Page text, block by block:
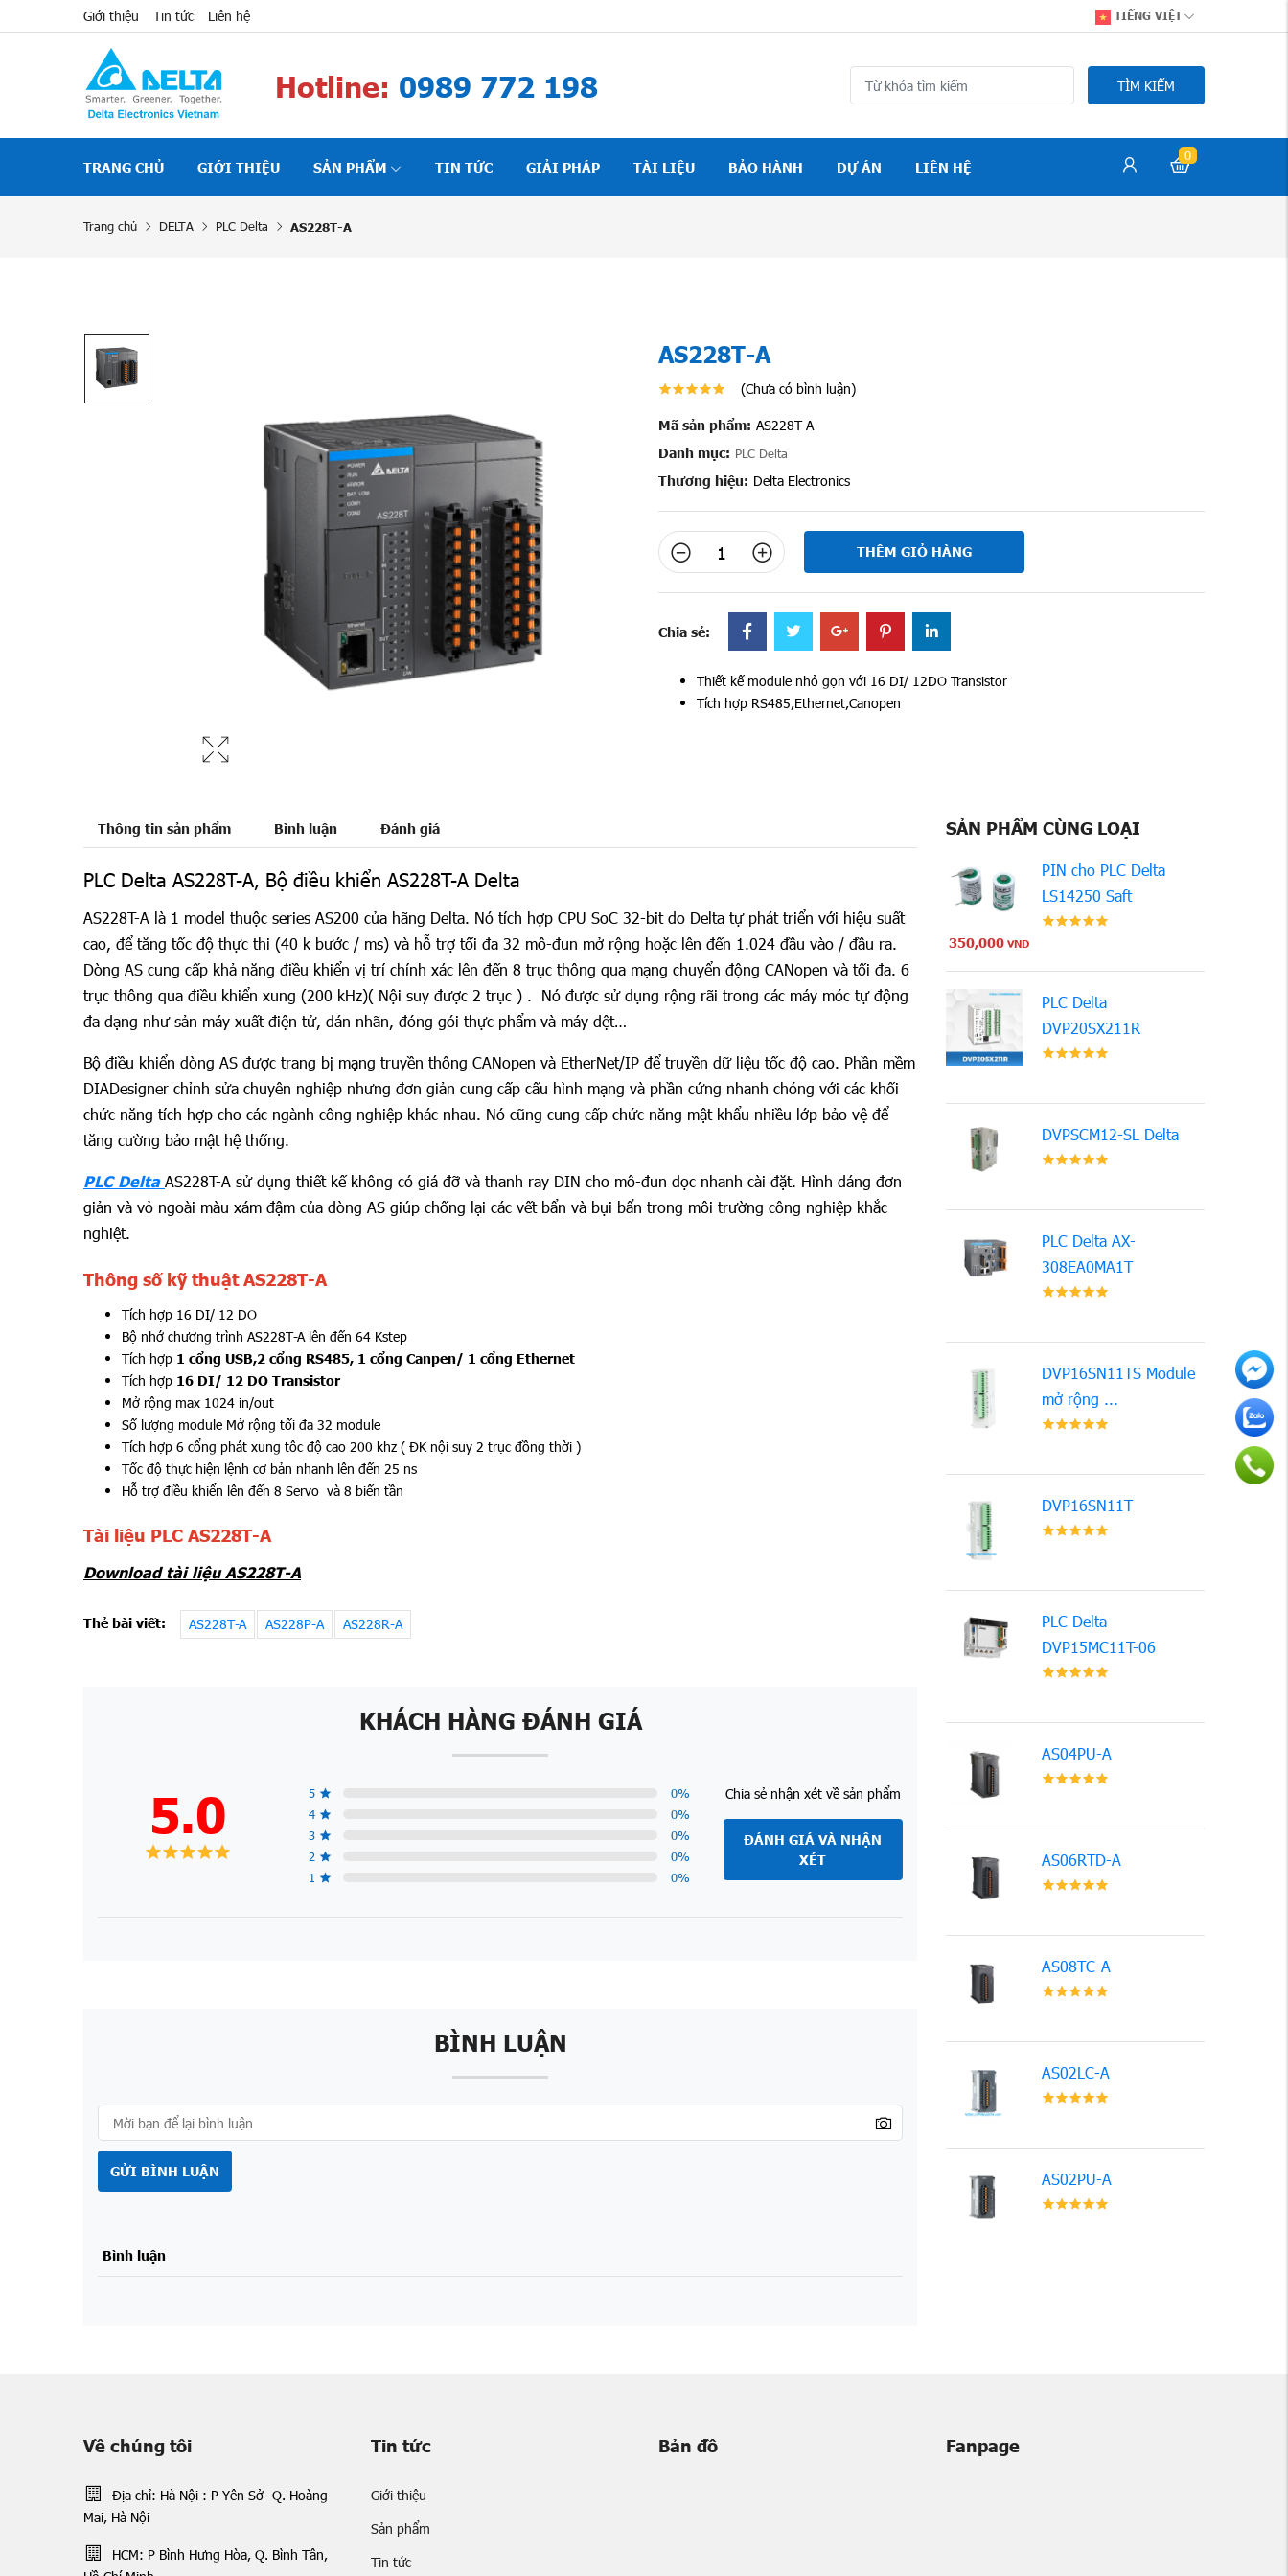
Giới thiệu Tin tức Liên hệ TIẾNG VIỆT
Hotline: 0989 772 198 TÌM KIẾM
TRANG CHỦ GIỚI THIỆU SẢN PHẨM TIN TỨC GIẢI PHÁP TÀI LIỆU BẢO HÀNH DỰ ÁN LIÊN HỆ
0
Trang chủ DELTA PLC Delta AS228T-A
AS228T-A
(Chưa có bình luận)
Mã sản phẩm: AS228T-A
Danh mục: PLC Delta
Thương hiệu: Delta Electronics
THÊM GIỎ HÀNG
Chia sẻ:
Thiết kế module nhỏ gọn với 16 DI/ 12DO Transistor
Tích hợp RS485,Ethernet,Canopen
Thông tin sản phẩm Bình luận Đánh giá
PLC Delta AS228T-A, Bộ điều khiển AS228T-A Delta
AS228T-A là 1 model thuộc series AS200 của hãng Delta. Nó tích hợp CPU SoC 32-bit do Delta tự phát triển với hiệu suất
cao, để tăng tốc độ thực thi (40 k bước / ms) và hỗ trợ tối đa 32 mô-đun mở rộng hoặc lên đến 1.024 đầu vào / đầu ra.
Dòng AS cung cấp khả năng điều khiển vị trí chính xác lên đến 8 trục thông qua mạng chuyển động CANopen và tối đa. 6
trục thông qua điều khiển xung (200 kHz)( Nội suy được 2 trục ) . Nó được sử dụng rộng rãi trong các máy móc tự động
đa dạng như sản máy xuất điện tử, dán nhãn, đóng gói thực phẩm và máy dệt…
Bộ điều khiển dòng AS được trang bị mạng truyền thông CANopen và EtherNet/IP để truyền dữ liệu tốc độ cao. Phần mềm
DIADesigner chỉnh sửa chuyên nghiệp nhưng đơn giản cung cấp cấu hình mạng và phần cứng nhanh chóng với các khối
chức năng tích hợp cho các ngành công nghiệp khác nhau. Nó cũng cung cấp chức năng mật khẩu nhiều lớp bảo vệ để
tăng cường bảo mật hệ thống.
PLC Delta AS228T-A sử dụng thiết kế không có giá đỡ và thanh ray DIN cho mô-đun dọc nhanh cài đặt. Hình dáng đơn
giản và vỏ ngoài màu xám đậm của dòng AS giúp chống lại các vết bẩn và bụi bẩn trong môi trường công nghiệp khắc
nghiệt.
Thông số kỹ thuật AS228T-A
Tích hợp 16 DI/ 12 DO
Bộ nhớ chương trình AS228T-A lên đến 64 Kstep
Tích hợp 1 cổng USB,2 cổng RS485, 1 cổng Canpen/ 1 cổng Ethernet
Tích hợp 16 DI/ 12 DO Transistor
Mở rộng max 1024 in/out
Số lượng module Mở rộng tối đa 32 module
Tích hợp 6 cổng phát xung tôc độ cao 200 khz ( ĐK nội suy 2 trục đồng thời )
Tốc độ thực hiện lệnh cơ bản nhanh lên đến 25 ns
Hỗ trợ điều khiển lên đến 8 Servo và 8 biến tần
Tài liệu PLC AS228T-A
Download tài liệu AS228T-A
Thẻ bài viết: AS228T-A AS228P-A AS228R-A
KHÁCH HÀNG ĐÁNH GIÁ
5.0 5 0%
4
0%
3
0%
2
0%
1
0%
Chia sẻ nhận xét về sản phẩm
ĐÁNH GIÁ VÀ NHẬN
XÉT
BÌNH LUẬN
GỬI BÌNH LUẬN
Bình luận
SẢN PHẨM CÙNG LOẠI
PIN cho PLC Delta
LS14250 Saft
350,000 VND
PLC Delta
DVP20SX211R
DVPSCM12-SL Delta
PLC Delta AX-
308EA0MA1T
DVP16SN11TS Module
mở rộng ...
DVP16SN11T
PLC Delta
DVP15MC11T-06
AS04PU-A
AS06RTD-A
AS08TC-A
AS02LC-A
AS02PU-A
Về chúng tôi
Địa chỉ: Hà Nội : P Yên Sở- Q. Hoàng
Mai, Hà Nội
HCM: P Bình Hưng Hòa, Q. Bình Tân,
Tin tức
Giới thiệu
Sản phẩm
Tin tức
Bản đồ Fanpage